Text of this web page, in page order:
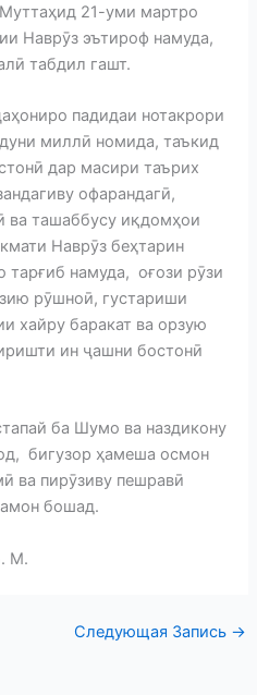
21-уми мартро
Наврӯз эътироф намуда,
табдил гашт.
падидаи нотакрори
миллӣ номида, таъкид
дар масири таърих
офарандагӣ,
ва ташаббусу иқдомҳои
Наврӯз беҳтарин
тарғиб намуда, оғози рӯзи
рӯшноӣ, густариши
хайру баракат ва орзую
ин ҷашни бостонӣ
ба Шумо ва наздикону
бигузор ҳамеша осмон
ва пирӯзиву пешравӣ
бошад.
М.
Следующая Запись →